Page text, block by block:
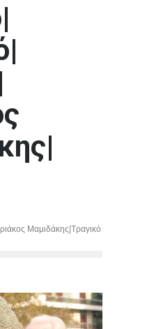
Μαμιδάκης|Τραγικό